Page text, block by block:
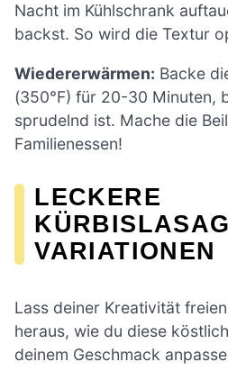
Nacht im Kühlschrank
backst. So wird die Textur
Wiedererwärmen: Backe
(350°F) für 20-30 Minuten,
sprudelnd ist. Mache die
Familienessen!
LECKERE
VARIATIONEN
Lass deiner Kreativität
heraus, wie du diese
deinem Geschmack